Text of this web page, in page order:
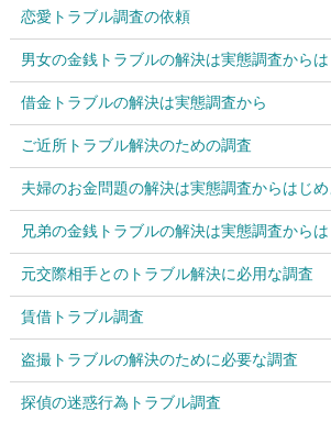
恋愛トラブル調査の依頼
男女の金銭トラブルの解決は実態調査からは
借金トラブルの解決は実態調査から
ご近所トラブル解決のための調査
夫婦のお金問題の解決は実態調査からはじめ
兄弟の金銭トラブルの解決は実態調査からは
元交際相手とのトラブル解決に必用な調査
賃借トラブル調査
盗撮トラブルの解決のために必要な調査
探偵の迷惑行為トラブル調査